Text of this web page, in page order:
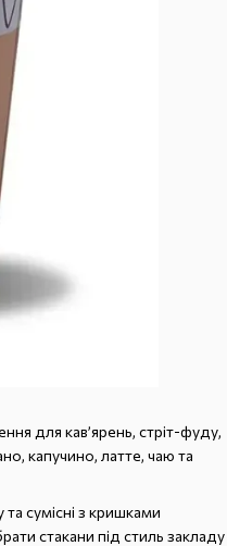
для кав’ярень, стріт-фуду,
капучино, латте, чаю та
сумісні з кришками
стакани під стиль закладу